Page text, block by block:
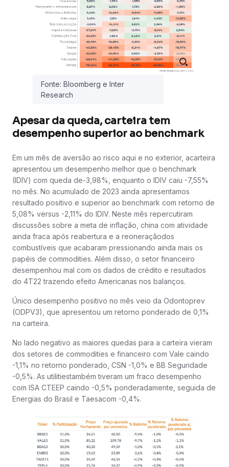
Fonte: Bloomberg e Inter
Research
Apesar da queda, carteira tem
desempenho superior ao benchmark
Em um mês de aversão ao risco aqui e no exterior, acarteira
apresentou um desempenho melhor que o benchmark
(IDIV) com queda de-3,98%, enquanto o IDIV caiu -7,55%
no mês. No acumulado de 2023 ainda apresentamos
resultado positivo e superior ao benchmark com retorno de
5,08% versus -2,11% do IDIV. Neste mês repercutiram
discussões sobre a meta de inflação, china com atividade
ainda fraca após reabertura e a reoneraçãodos
combustíveis que acabaram pressionando ainda mais os
papéis de commodities. Além disso, o setor financeiro
desempenhou mal com os dados de crédito e resultados
do 4T22 trazendo efeito Americanas nos balanços.
Único desempenho positivo no mês veio da Odontoprev
(ODPV3), que apresentou um retorno ponderado de 0,1%
na carteira.
No lado negativo as maiores quedas para a carteira vieram
dos setores de commodities e financeiro com Vale caindo
-1,1% no retorno ponderado, CSN -1,0% e BB Seguridade
-0,5%. As utilitiestambém tiveram um fraco desempenho
com ISA CTEEP caindo -0,5% ponderadamente, seguida de
Energias do Brasil e Taesacom -0,4%.